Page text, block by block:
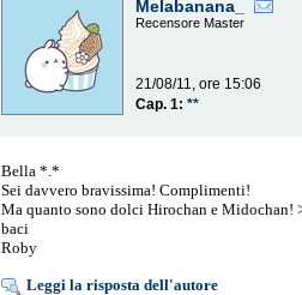
Melabanana_
Recensore Master
21/08/11, ore 15:06
Cap. 1:**
Bella *.*
Sei davvero bravissima! Complimenti!
Ma quanto sono dolci Hirochan e Midochan!
baci
Roby
Leggi la risposta dell'autore